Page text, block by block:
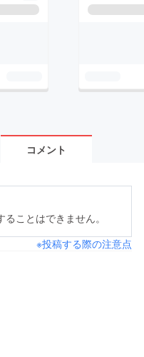
コメント
ことはできません。
※投稿する際の注意点